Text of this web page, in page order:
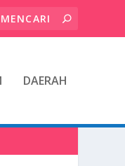
DAERAH